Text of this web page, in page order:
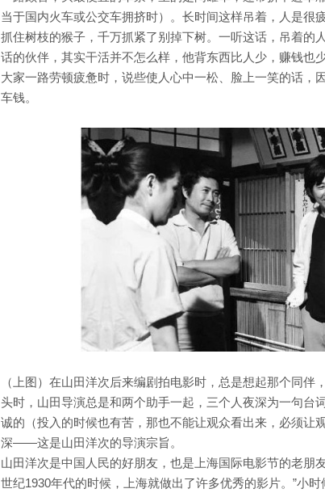
当于国内火车或公交车拥挤时）。长时间这样吊着，人是很
抓住树枝的猴子，千万抓紧了别掉下树。一听这话，吊着的
话的伙伴，其实干活并不怎么样，他背东西比人少，赚钱也
大家一路劳顿疲惫时，说些使人心中一松、脸上一笑的话，
车钱。
（上图）在山田洋次后来编剧拍电影时，总是想起那个同
头时，山田导演总是和两个助手一起，三个人夜深为一句
诚的（投入的时候也有苦，那也不能让观众看出来，必须让
深——这是山田洋次的导演宗旨。
山田洋次是中国人民的好朋友，也是上海国际电影节的老朋
世纪1930年代的时候，上海就做出了许多优秀的影片。”小